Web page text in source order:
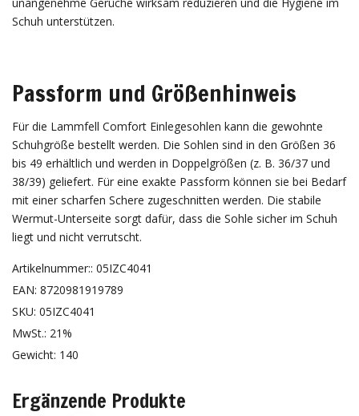
unangenehme Gerüche wirksam reduzieren und die Hygiene im
Schuh unterstützen.
Passform und Größenhinweis
Für die Lammfell Comfort Einlegesohlen kann die gewohnte
Schuhgröße bestellt werden. Die Sohlen sind in den Größen 36
bis 49 erhältlich und werden in Doppelgrößen (z. B. 36/37 und
38/39) geliefert. Für eine exakte Passform können sie bei Bedarf
mit einer scharfen Schere zugeschnitten werden. Die stabile
Wermut-Unterseite sorgt dafür, dass die Sohle sicher im Schuh
liegt und nicht verrutscht.
Artikelnummer:: 05IZC4041
EAN: 8720981919789
SKU: 05IZC4041
MwSt.: 21%
Gewicht: 140
Ergänzende Produkte